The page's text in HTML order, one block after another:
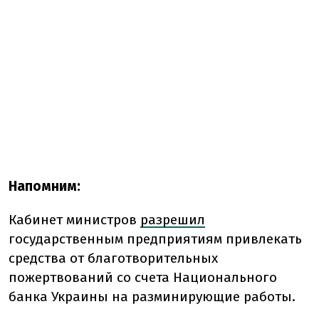
Напомним:
Кабинет министров разрешил
государственным предприятиям привлекать
средства от благотворительных
пожертвований со счета Национального
банка Украины на разминирующие работы.